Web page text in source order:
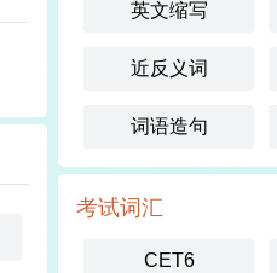
英文缩写
近反义词
词语造句
考试词汇
CET6